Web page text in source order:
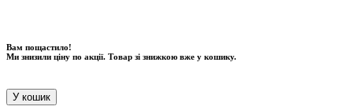
Вам пощастило!
Ми знизили ціну по акції. Товар зі знижкою вже у кошику.
У кошик